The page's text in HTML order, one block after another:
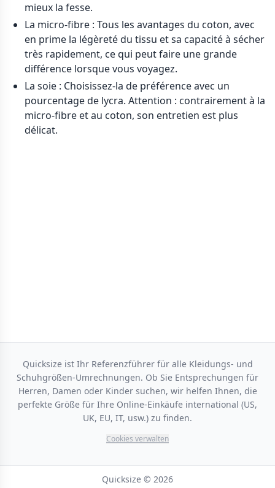
mieux la fesse.
La micro-fibre : Tous les avantages du coton, avec
en prime la légèreté du tissu et sa capacité à sécher
très rapidement, ce qui peut faire une grande
différence lorsque vous voyagez.
La soie : Choisissez-la de préférence avec un
pourcentage de lycra. Attention : contrairement à la
micro-fibre et au coton, son entretien est plus
délicat.
Quicksize ist Ihr Referenzführer für alle Kleidungs- und
Schuhgrößen-Umrechnungen. Ob Sie Entsprechungen für
Herren, Damen oder Kinder suchen, wir helfen Ihnen, die
perfekte Größe für Ihre Online-Einkäufe international (US,
UK, EU, IT, usw.) zu finden.
Cookies verwalten
Quicksize © 2026